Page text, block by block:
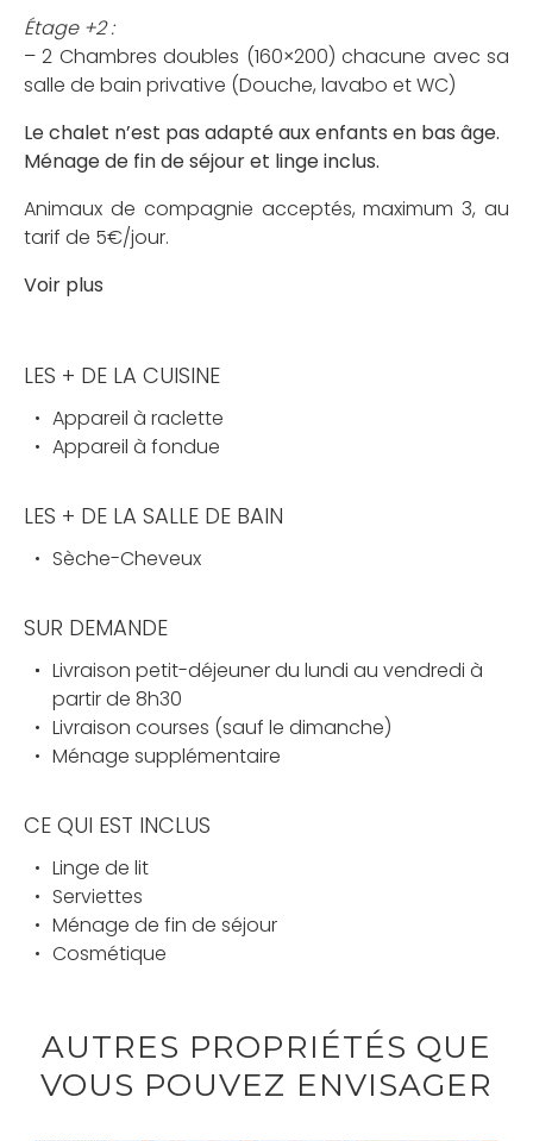
Étage +2 :
– 2 Chambres doubles (160×200) chacune avec sa
salle de bain privative (Douche, lavabo et WC)
Le chalet n’est pas adapté aux enfants en bas âge.
Ménage de fin de séjour et linge inclus.
Animaux de compagnie acceptés, maximum 3, au
tarif de 5€/jour.
Voir plus
LES + DE LA CUISINE
Appareil à raclette
Appareil à fondue
LES + DE LA SALLE DE BAIN
Sèche-Cheveux
SUR DEMANDE
Livraison petit-déjeuner du lundi au vendredi à
partir de 8h30
Livraison courses (sauf le dimanche)
Ménage supplémentaire
CE QUI EST INCLUS
Linge de lit
Serviettes
Ménage de fin de séjour
Cosmétique
AUTRES PROPRIÉTÉS QUE
VOUS POUVEZ ENVISAGER